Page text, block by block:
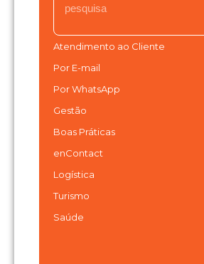
Atendimento ao Cliente
Por E-mail
Por WhatsApp
Gestão
Boas Práticas
enContact
Logística
Turismo
Saúde